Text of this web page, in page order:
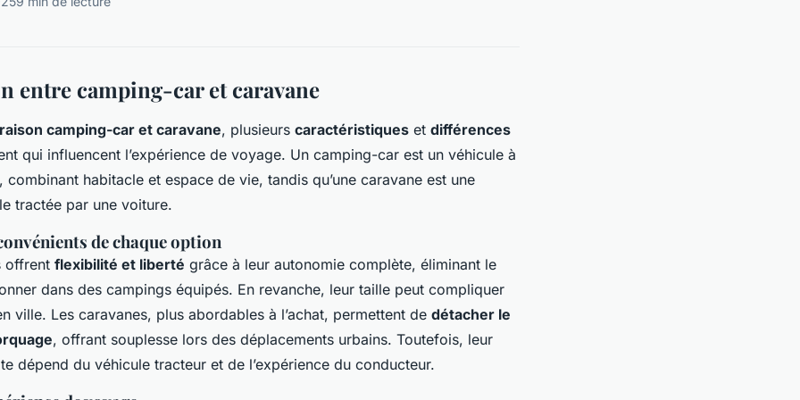
entre camping-car et caravane
camping-car et caravane, plusieurs caractéristiques et différences
qui influencent l’expérience de voyage. Un camping-car est un véhicule à
combinant habitacle et espace de vie, tandis qu’une caravane est une
tractée par une voiture.
de chaque option
offrent flexibilité et liberté grâce à leur autonomie complète, éliminant le
dans des campings équipés. En revanche, leur taille peut compliquer
ville. Les caravanes, plus abordables à l’achat, permettent de détacher le
, offrant souplesse lors des déplacements urbains. Toutefois, leur
dépend du véhicule tracteur et de l’expérience du conducteur.